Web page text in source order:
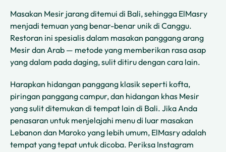
Masakan Mesir jarang ditemui di Bali, sehingga ElMasry
menjadi temuan yang benar-benar unik di Canggu.
Restoran ini spesialis dalam masakan panggang arang
Mesir dan Arab — metode yang memberikan rasa asap
yang dalam pada daging, sulit ditiru dengan cara lain.
Harapkan hidangan panggang klasik seperti kofta,
piringan panggang campur, dan hidangan khas Mesir
yang sulit ditemukan di tempat lain di Bali. Jika Anda
penasaran untuk menjelajahi menu di luar masakan
Lebanon dan Maroko yang lebih umum, ElMasry adalah
tempat yang tepat untuk dicoba. Periksa Instagram